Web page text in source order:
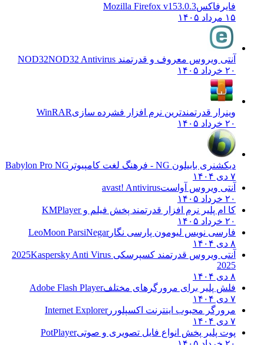
فایرفاکسMozilla Firefox v153.0.3
۱۵ مرداد ۱۴۰۵
آنتی ویروس معروف و قدرتمند NOD32 NOD32 Antivirus
۲۰ خرداد ۱۴۰۵
وینرار قدرتمندترین نرم افزار فشرده سازیWinRAR
۲۰ خرداد ۱۴۰۵
دیکشنری بابیلون NG - فرهنگ لغت کامپیوتر
Babylon Pro NG
۷ دی ۱۴۰۴
آنتی ویروس آواستavast! Antivirus
۲۰ خرداد ۱۴۰۵
کا ام پلیر نرم افزار قدرتمند پخش فیلم وKMPlayer
۲۰ خرداد ۱۴۰۵
فارسی نویس لیومون پارسی نگارLeoMoon ParsiNegar
۸ دی ۱۴۰۴
آنتی ویروس قدرتمند کسپرسکی 2025 Kaspersky Anti Virus
2025
۸ دی ۱۴۰۴
فلش پلیر برای مرورگرهای مختلفAdobe Flash Player
۷ دی ۱۴۰۴
مرورگر محبوب اینترنت اکسپلوررInternet Explorer
۷ دی ۱۴۰۴
پوت پلیر پخش انواع فایل تصویری و صوتیPotPlayer